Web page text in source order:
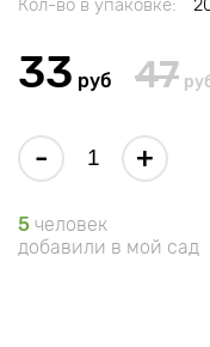
Кол-во в упаковке:
33 руб 47
- +
5 человек
добавили в мой сад